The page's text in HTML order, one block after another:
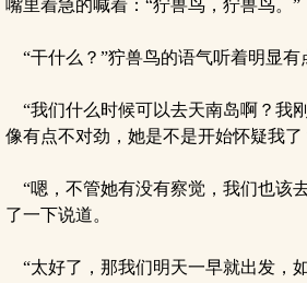
嘴里着急的喊着：“狞兽鸟，狞兽鸟。”
“干什么？”狞兽鸟的语气听着明显有
“我们什么时候可以去天南岛啊？我
像有点不对劲，她是不是开始怀疑我了
“嗯，不管她有没有察觉，我们也该
了一下说道。
“太好了，那我们明天一早就出发，